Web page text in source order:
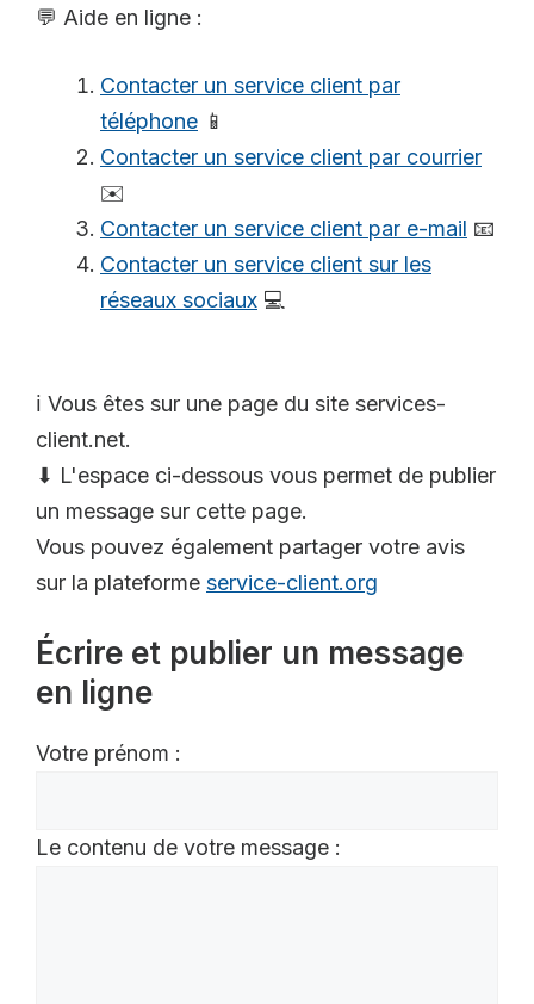
💬 Aide en ligne :
Contacter un service client par
téléphone 📱
Contacter un service client par courrier
✉️
Contacter un service client par e-mail 📧
Contacter un service client sur les
réseaux sociaux 💻
ℹ️ Vous êtes sur une page du site services-
client.net.
⬇ L'espace ci-dessous vous permet de publier
un message sur cette page.
Vous pouvez également partager votre avis
sur la plateforme service-client.org
Écrire et publier un message
en ligne
Votre prénom :
Le contenu de votre message :